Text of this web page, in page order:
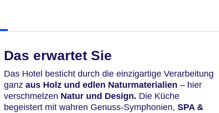
Das erwartet Sie
Das Hotel besticht durch die einzigartige Verarbeitung
ganz aus Holz und edlen Naturmaterialien – hier
verschmelzen Natur und Design. Die Küche
begeistert mit wahren Genuss-Symphonien, SPA &